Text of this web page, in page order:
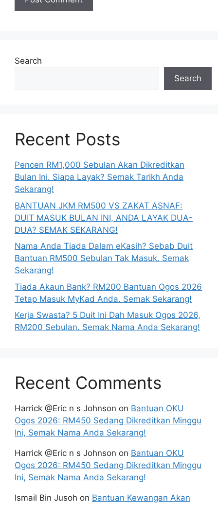
Search
Search
Recent Posts
Pencen RM1,000 Sebulan Akan Dikreditkan
Bulan Ini. Siapa Layak? Semak Tarikh Anda
Sekarang!
BANTUAN JKM RM500 VS ZAKAT ASNAF:
DUIT MASUK BULAN INI, ANDA LAYAK DUA-
DUA? SEMAK SEKARANG!
Nama Anda Tiada Dalam eKasih? Sebab Duit
Bantuan RM500 Sebulan Tak Masuk. Semak
Sekarang!
Tiada Akaun Bank? RM200 Bantuan Ogos 2026
Tetap Masuk MyKad Anda. Semak Sekarang!
Kerja Swasta? 5 Duit Ini Dah Masuk Ogos 2026,
RM200 Sebulan. Semak Nama Anda Sekarang!
Recent Comments
Harrick @Eric n s Johnson on Bantuan OKU
Ogos 2026: RM450 Sedang Dikreditkan Minggu
Ini, Semak Nama Anda Sekarang!
Harrick @Eric n s Johnson on Bantuan OKU
Ogos 2026: RM450 Sedang Dikreditkan Minggu
Ini, Semak Nama Anda Sekarang!
Ismail Bin Jusoh on Bantuan Kewangan Akan